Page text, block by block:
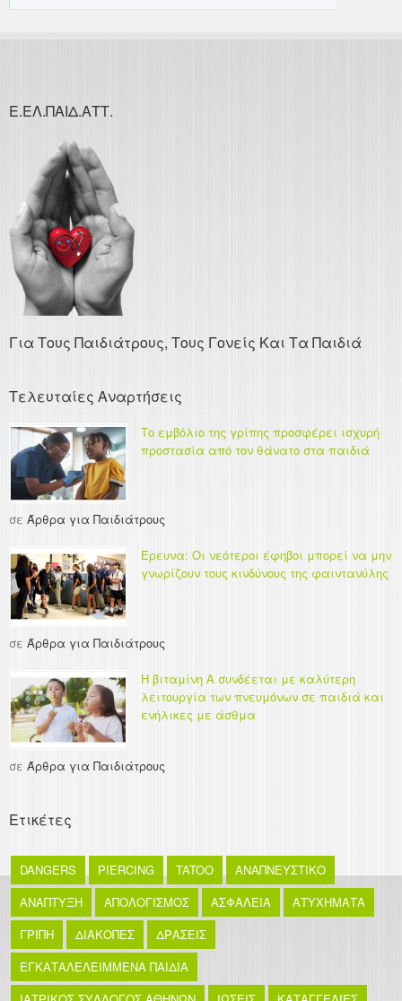
Ε.ΕΛ.ΠΑΙΔ.ΑΤΤ.
Για Τους Παιδιάτρους, Τους Γονείς Και Τα Παιδιά
Τελευταίες Αναρτήσεις
Το εμβόλιο της γρίπης προσφέρει ισχυρή
προστασία από τον θάνατο στα παιδιά
σε Άρθρα για Παιδιάτρους
Έρευνα: Οι νεότεροι έφηβοι μπορεί να μην
γνωρίζουν τους κινδύνους της φαιντανύλης
σε Άρθρα για Παιδιάτρους
Η βιταμίνη Α συνδέεται με καλύτερη
λειτουργία των πνευμόνων σε παιδιά και
ενήλικες με άσθμα
σε Άρθρα για Παιδιάτρους
Ετικέτες
DANGERS PIERCING TATOO
ΑΝΑΠΝΕΥΣΤΙΚΟ
ΑΝΑΠΤΥΞΗ
ΑΠΟΛΟΓΙΣΜΟΣ ΑΣΦΑΛΕΙΑ
ΑΤΥΧΗΜΑΤΑ
ΓΡΙΠΗ
ΔΙΑΚΟΠΕΣ
ΔΡΑΣΕΙΣ
ΕΓΚΑΤΑΛΕΛΕΙΜΜΕΝΑ ΠΑΙΔΙΑ